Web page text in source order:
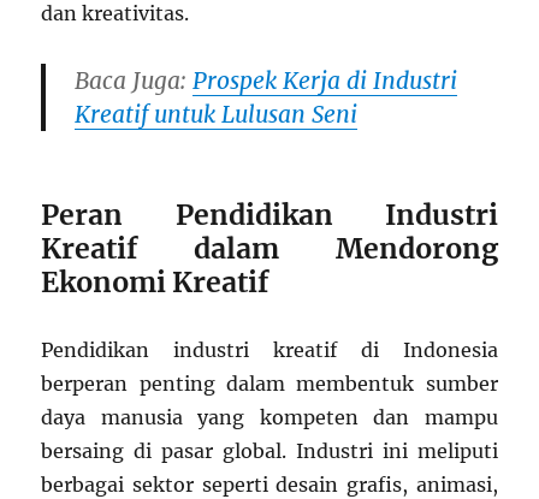
dan kreativitas.
Baca Juga:Prospek Kerja di Industri
Kreatif untuk Lulusan Seni
Peran Pendidikan Industri
Kreatif dalam Mendorong
Ekonomi Kreatif
Pendidikan industri kreatif di Indonesia
berperan penting dalam membentuk sumber
daya manusia yang kompeten dan mampu
bersaing di pasar global. Industri ini meliputi
berbagai sektor seperti desain grafis, animasi,